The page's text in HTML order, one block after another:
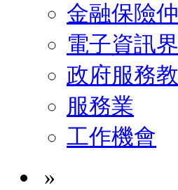
金融保險
電子資訊界
政府服務
服務業
工作機會
»